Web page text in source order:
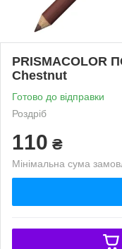
PRISMACOLOR
Chestnut
Готово до відправки
Роздріб
110 ₴
Мінімальна сума